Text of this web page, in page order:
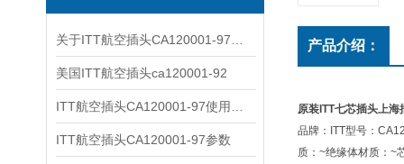
美国ITT航空插头ca120001-92
ITT航空插头CA120001-97参数
产品介绍：
原装ITT七芯插头上海
品牌：ITT型号：
质：~绝缘体材质：~